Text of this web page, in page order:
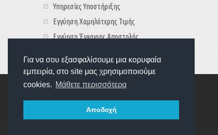
Για να σου εξασφαλίσουμε μια κορυφαία
εμπειρία, στο site μας χρησιμοποιούμε
cookies. Μάθετε περισσότερα
Αποδοχή
Υπηρεσίες Υποστήριξης
Εγγύηση Χαμηλότερης Τιμής
Εγγύηση Έγκαιρης Αποστολής
Copyright © 2022GameExplorers
Οι τιμές περιλαμβάνουν ΦΠΑ 24%